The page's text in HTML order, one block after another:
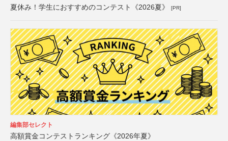
夏休み！学生におすすめのコンテスト《2026夏》 [PR]
編集部セレクト
高額賞金コンテストランキング《2026年夏》